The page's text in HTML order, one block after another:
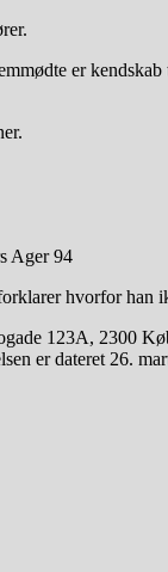
er
Ager 94
hvorfor han
123A, 2300
er dateret 26.